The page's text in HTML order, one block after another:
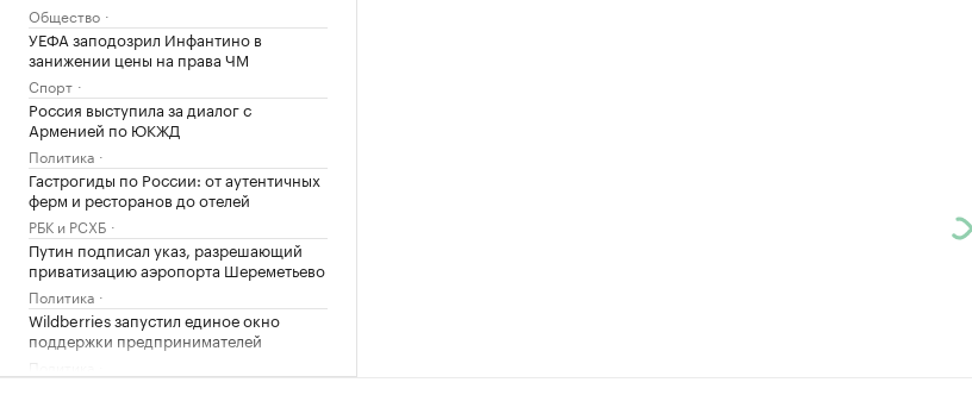
Общество
УЕФА заподозрил Инфантино в
занижении цены на права ЧМ
Спорт
Россия выступила за диалог с
Арменией по ЮКЖД
Политика
Гастрогиды по России: от аутентичных
ферм и ресторанов до отелей
РБК и РСХБ
Путин подписал указ, разрешающий
приватизацию аэропорта Шереметьево
Политика
Wildberries запустил единое окно
поддержки предпринимателей